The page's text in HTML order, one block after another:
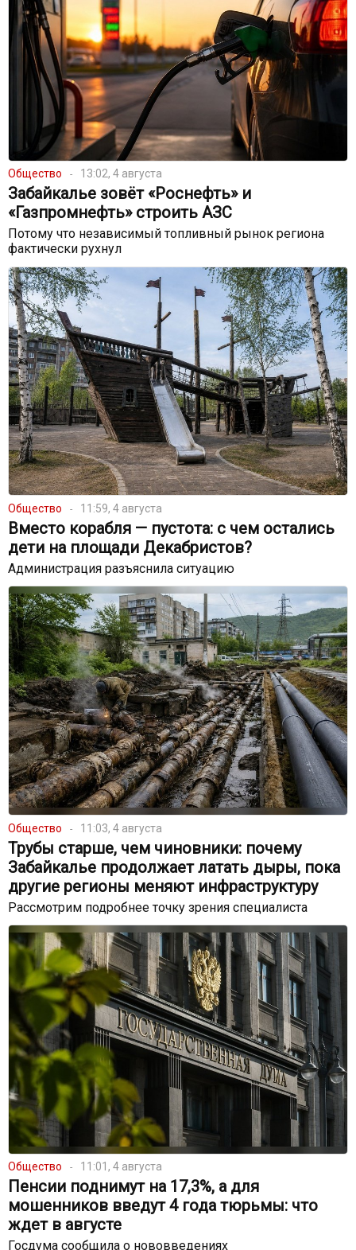
Общество 13:02, 4 августа
Забайкалье зовёт «Роснефть» и
«Газпромнефть» строить АЗС
Потому что независимый топливный рынок региона
фактически рухнул
Общество 11:59, 4 августа
Вместо корабля — пустота: с чем остались
дети на площади Декабристов?
Администрация разъяснила ситуацию
Общество 11:03, 4 августа
Трубы старше, чем чиновники: почему
Забайкалье продолжает латать дыры, пока
другие регионы меняют инфраструктуру
Рассмотрим подробнее точку зрения специалиста
Общество 11:01, 4 августа
Пенсии поднимут на 17,3%, а для
мошенников введут 4 года тюрьмы: что
ждет в августе
Госдума сообщила о нововведениях